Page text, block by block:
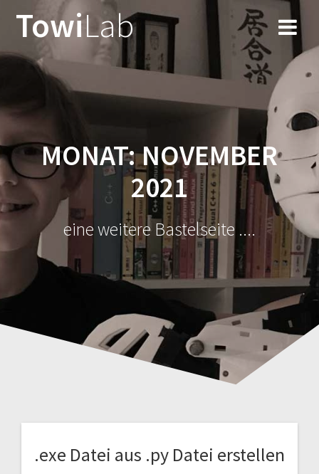
Inhalt
TowiLab
MONAT:NOVEMBER
2021
eine weitere Bastelseite ....
.exe Datei aus .py Datei erstellen